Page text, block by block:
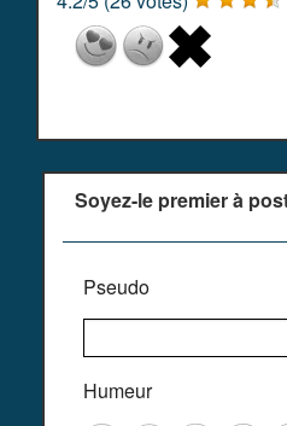
Soyez-le premier à
Pseudo
Humeur